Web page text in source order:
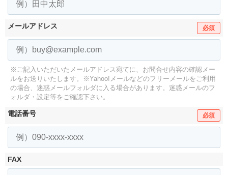
メールアドレス 必須
※ご記入いただいたメールアドレス宛てに、お問合せ内容の確認メー
ルをお送りいたします。
※Yahoo!メールなどのフリーメールをご利用
の場合、迷惑メールフォルダに入る場合があります。 迷惑メールのフ
ォルダ・設定等をご確認下さい。
電話番号 必須
FAX